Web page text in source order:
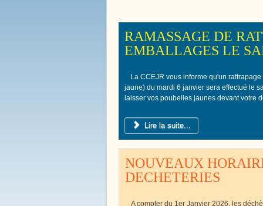
Bienvenue à
Boissy le
RAMASSAGE DE
EMBALLAGES LE
La CCEJR vous informe qu'un
jaune) du mardi 6 janvier sera effectué le
laisser vos poubelles jaunes devant votre
Lire la suite...
NOUVEAUX
DECHETERIES
A compter du 1er Janvier 2026, les